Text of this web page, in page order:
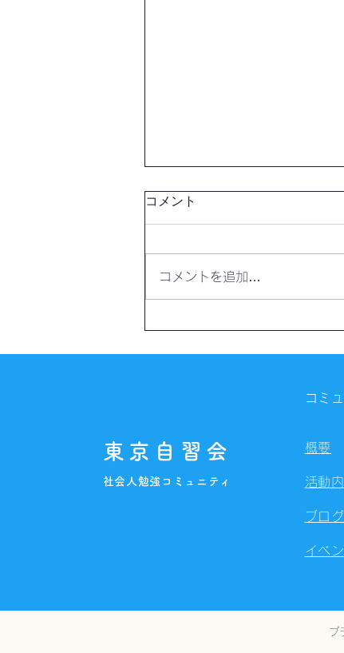
コメント
コメントを追加…
東京自習会
社会人勉強コミュニティ
コミ
概要
活動
ブログ
イベ
プ